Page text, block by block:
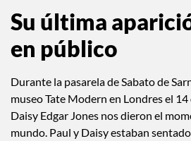
Su última
en público
Durante la pasarela de Sabato de
museo Tate Modern en Londres el
Daisy Edgar Jones nos dieron el
mundo. Paul y Daisy estaban